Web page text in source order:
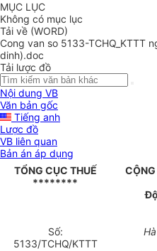
MỤC LỤC
Không có mục lục
Tải về (WORD)
Cong van so 5133-TCHQ_KTTT
dinh).doc
Tải lược đồ
Nội dung VB
Văn bản gốc
Tiếng anh
Lược đồ
VB liên quan
Bản án áp dụng
TỔNG CỤC THUẾ
********
Số:
5133/TCHQ/KTTT